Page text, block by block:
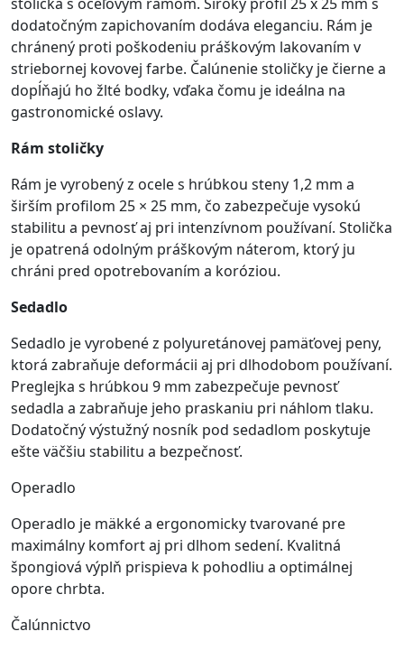
dodatočným zapichovaním dodáva eleganciu. Rám je
chránený proti poškodeniu práškovým lakovaním v
striebornej kovovej farbe. Čalúnenie stoličky je čierne a
dopĺňajú ho žlté bodky, vďaka čomu je ideálna na
gastronomické oslavy.
Rám stoličky
Rám je vyrobený z ocele s hrúbkou steny 1,2 mm a
širším profilom 25 × 25 mm, čo zabezpečuje vysokú
stabilitu a pevnosť aj pri intenzívnom používaní. Stolička
je opatrená odolným práškovým náterom, ktorý ju
chráni pred opotrebovaním a koróziou.
Sedadlo
Sedadlo je vyrobené z polyuretánovej pamäťovej peny,
ktorá zabraňuje deformácii aj pri dlhodobom používaní.
Preglejka s hrúbkou 9 mm zabezpečuje pevnosť
sedadla a zabraňuje jeho praskaniu pri náhlom tlaku.
Dodatočný výstužný nosník pod sedadlom poskytuje
ešte väčšiu stabilitu a bezpečnosť.
Operadlo
Operadlo je mäkké a ergonomicky tvarované pre
maximálny komfort aj pri dlhom sedení. Kvalitná
špongiová výplň prispieva k pohodliu a optimálnej
opore chrbta.
Čalúnnictvo